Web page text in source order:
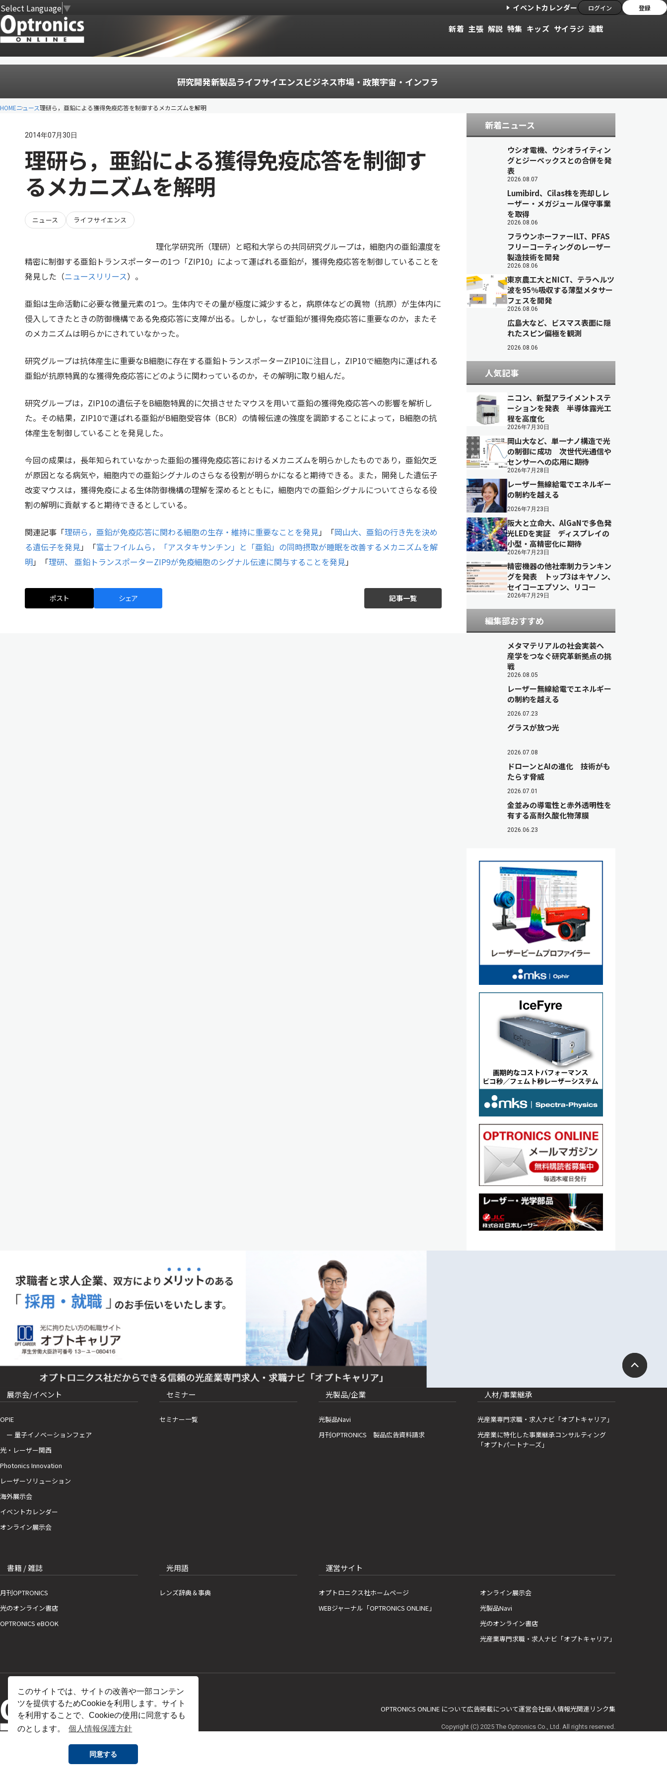
このサイトでは、サイトの改善や一部コンテン
ツを提供するためCookieを利用します。サイト
を利用することで、Cookieの使用に同意するも
のとします。
個人情報保護方針
同意する
Select Language▼ イベントカレンダー ログイン 登録
新着 主張 解説 特集 キッズ サイラジ 連載
研究開発新製品ライフサイエンスビジネス市場・政策宇宙・インフラ
HOMEニュース理研ら，亜鉛による獲得免疫応答を制御するメカニズムを解明
2014年07月30日
理研ら，亜鉛による獲得免疫応答を制御す
るメカニズムを解明
ニュース ライフサイエンス
理化学研究所（理研）と昭和大学らの共同研究グループは，細胞内の亜鉛濃度を
精密に制御する亜鉛トランスポーターの1つ「ZIP10」によって運ばれる亜鉛が，獲得免疫応答を制御していることを
発見した（ニュースリリース）。
亜鉛は生命活動に必要な微量元素の1つ。生体内でその量が極度に減少すると，病原体などの異物（抗原）が生体内に
侵入してきたときの防御機構である免疫応答に支障が出る。しかし，なぜ亜鉛が獲得免疫応答に重要なのか，またそ
のメカニズムは明らかにされていなかった。
研究グループは抗体産生に重要なB細胞に存在する亜鉛トランスポーターZIP10に注目し，ZIP10で細胞内に運ばれる
亜鉛が抗原特異的な獲得免疫応答にどのように関わっているのか，その解明に取り組んだ。
研究グループは，ZIP10の遺伝子をB細胞特異的に欠損させたマウスを用いて亜鉛の獲得免疫応答への影響を解析し
た。その結果，ZIP10で運ばれる亜鉛がB細胞受容体（BCR）の情報伝達の強度を調節することによって，B細胞の抗
体産生を制御していることを発見した。
今回の成果は，長年知られていなかった亜鉛の獲得免疫応答におけるメカニズムを明らかしたものであり，亜鉛欠乏
が原因となる病気や，細胞内での亜鉛シグナルのさらなる役割が明らかになると期待できる。また，開発した遺伝子
改変マウスは，獲得免疫による生体防御機構の理解を深めるとともに，細胞内での亜鉛シグナルについてさらなる役
割の解明に貢献すると期待できるとしている。
関連記事「理研ら，亜鉛が免疫応答に関わる細胞の生存・維持に重要なことを発見」「岡山大、亜鉛の行き先を決め
る遺伝子を発見」「富士フイルムら，「アスタキサンチン」と「亜鉛」の同時摂取が睡眠を改善するメカニズムを解
明」「理研、 亜鉛トランスポーターZIP9が免疫細胞のシグナル伝達に関与することを発見」
ポスト シェア 記事一覧
新着ニュース
ウシオ電機、ウシオライティン
グとジーベックスとの合併を発
表
2026.08.07
Lumibird、Cilas株を売却しレ
ーザー・メガジュール保守事業
を取得
2026.08.06
フラウンホーファーILT、PFAS
フリーコーティングのレーザー
製造技術を開発
2026.08.06
東京農工大とNICT、テラヘルツ
波を95％吸収する薄型メタサー
フェスを開発
2026.08.06
広島大など、ビスマス表面に隠
れたスピン偏極を観測
2026.08.06
人気記事
ニコン、新型アライメントステ
ーションを発表 半導体露光工
程を高度化
2026年7月30日
岡山大など、単一ナノ構造で光
の制御に成功 次世代光通信や
センサーへの応用に期待
2026年7月28日
レーザー無線給電でエネルギー
の制約を越える
2026年7月23日
阪大と立命大、AlGaNで多色発
光LEDを実証 ディスプレイの
小型・高精密化に期待
2026年7月23日
精密機器の他社牽制力ランキン
グを発表 トップ3はキヤノン、
セイコーエプソン、リコー
2026年7月29日
編集部おすすめ
メタマテリアルの社会実装へ
産学をつなぐ研究革新拠点の挑
戦
2026.08.05
レーザー無線給電でエネルギー
の制約を越える
2026.07.23
グラスが放つ光
2026.07.08
ドローンとAIの進化 技術がも
たらす脅威
2026.07.01
金並みの導電性と赤外透明性を
有する高耐久酸化物薄膜
2026.06.23
展示会/イベント
OPIE
ー 量子イノベーションフェア
光・レーザー関西
Photonics Innovation
レーザーソリューション
海外展示会
イベントカレンダー
オンライン展示会
セミナー
セミナー一覧
光製品/企業
光製品Navi
月刊OPTRONICS 製品広告資料請求
人材/事業継承
光産業専門求職・求人ナビ「オプトキャリア」
光産業に特化した事業継承コンサルティング
「オプトパートナーズ」
書籍 / 雑誌
月刊OPTRONICS
光のオンライン書店
OPTRONICS eBOOK
光用語
レンズ辞典＆事典
運営サイト
オプトロニクス社ホームページ
WEBジャーナル「OPTRONICS ONLINE」
オンライン展示会
光製品Navi
光のオンライン書店
光産業専門求職・求人ナビ「オプトキャリア」
OPTRONICS ONLINE について広告掲載について運営会社個人情報光関連リンク集
Copyright (C) 2025 The Optronics Co., Ltd. All rights reserved.